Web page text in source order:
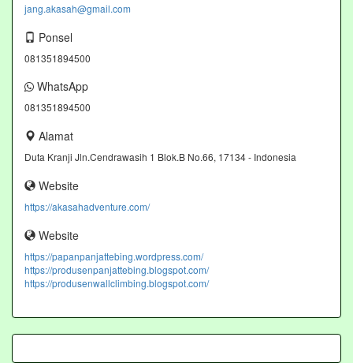
jang.akasah@gmail.com
Ponsel
081351894500
WhatsApp
081351894500
Alamat
Duta Kranji Jln.Cendrawasih 1 Blok.B No.66, 17134 - Indonesia
Website
https://akasahadventure.com/
Website
https://papanpanjattebing.wordpress.com/
https://produsenpanjattebing.blogspot.com/
https://produsenwallclimbing.blogspot.com/